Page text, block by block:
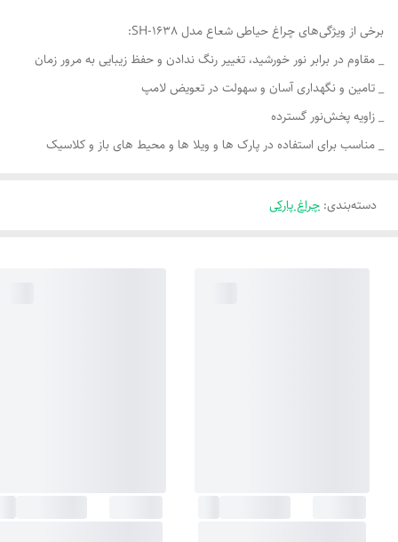
برخی از ویژگی‌های چراغ حیاطی شعاع مدل SH-1638:
_ مقاوم در برابر نور خورشید، تغییر رنگ ندادن و حفظ زیبایی به مرور زمان
_ تامین و نگهداری آسان و سهولت در تعویض لامپ
_ زاویه پخش‌نور گسترده
_ مناسب برای استفاده در پارک ها و ویلا ها و محیط های باز و کلاسیک
دسته‌بندی: چراغ پارکی